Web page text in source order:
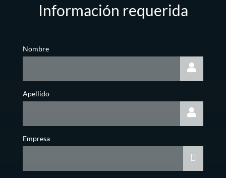
Información requerida
Nombre
Apellido
Empresa